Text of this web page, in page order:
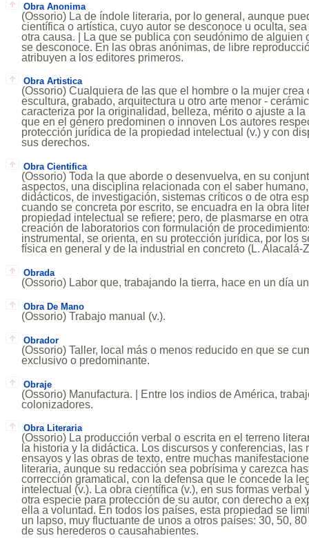
Obra Anonima
(Ossorio) La de índole literaria, por lo general, aunque
científica o artística, cuyo autor se desconoce u oculta,
otra causa. | La que se publica con seudónimo de alguien
se desconoce. En las obras anónimas, de libre
atribuyen a los editores primeros.
Obra Artistica
(Ossorio) Cualquiera de las que el hombre o la mujer crea
escultura, grabado, arquitectura u otro arte menor -
caracteriza por la originalidad, belleza, mérito o ajuste a
que en el género predominen o innoven Los autores
protección jurídica de la propiedad intelectual (v.) y con
sus derechos.
Obra Cientifica
(Ossorio) Toda la que aborde o desenvuelva, en su
aspectos, una disciplina relacionada con el saber
didácticos, de investigación, sistemas críticos o de otra
cuando se concreta por escrito, se encuadra en la obra
propiedad intelectual se refiere; pero, de plasmarse en
creación de laboratorios con formulación de
instrumental, se orienta, en su protección jurídica, por los
física en general y de la industrial en concreto (L. Alacalá-
Obrada
(Ossorio) Labor que, trabajando la tierra, hace en un día
Obra De Mano
(Ossorio) Trabajo manual (v.).
Obrador
(Ossorio) Taller, local más o menos reducido en que se
exclusivo o predominante.
Obraje
(Ossorio) Manufactura. | Entre los indios de América,
colonizadores.
Obra Literaria
(Ossorio) La producción verbal o escrita en el terreno
la historia y la didáctica. Los discursos y conferencias, las
ensayos y las obras de texto, entre muchas
literaria, aunque su redacción sea pobrísima y carezca
corrección gramatical, con la defensa que le concede la
intelectual (v.). La obra científica (v.), en sus formas verbal
otra especie para protección de su autor, con derecho a
ella a voluntad. En todos los países, esta propiedad se
un lapso, muy fluctuante de unos a otros países: 30, 50,
de sus herederos o causahabientes.